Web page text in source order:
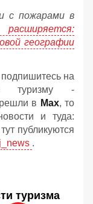
с пожарами в
географии
подпишитесь на
туризму -
в Мах, то
и туда:
публикуются
.
туризма